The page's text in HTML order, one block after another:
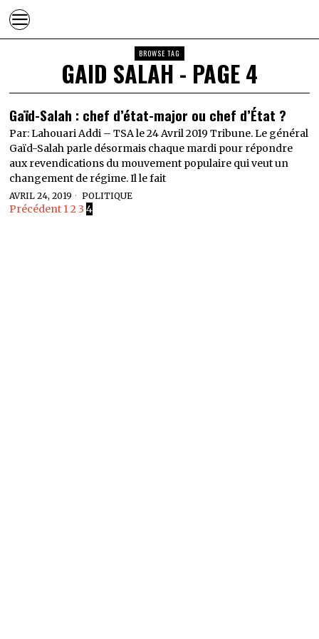
BROWSE TAG
GAID SALAH - PAGE 4
Gaïd-Salah : chef d’état-major ou chef d’État ?
Par: Lahouari Addi – TSA le 24 Avril 2019 Tribune. Le général
Gaïd-Salah parle désormais chaque mardi pour répondre
aux revendications du mouvement populaire qui veut un
changement de régime. Il le fait
AVRIL 24, 2019 POLITIQUE
Précédent 123 4